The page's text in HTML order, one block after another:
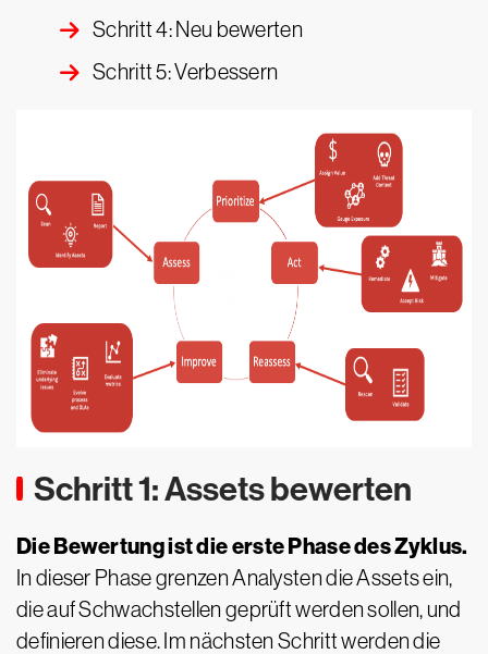
Schritt 4: Neu bewerten
Schritt 5: Verbessern
Schritt 1: Assets bewerten
Die Bewertung ist die erste Phase des Zyklus.
In dieser Phase grenzen Analysten die Assets ein,
die auf Schwachstellen geprüft werden sollen, und
definieren diese. Im nächsten Schritt werden die